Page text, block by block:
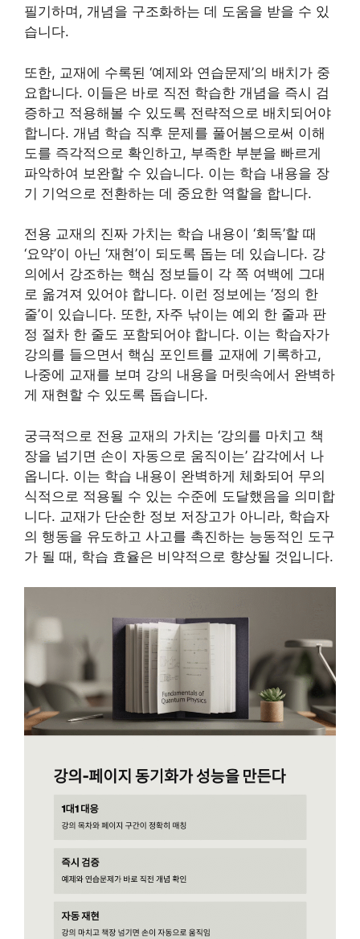
필기하며, 개념을 구조화하는 데 도움을 받을 수 있
습니다.
또한, 교재에 수록된 ‘예제와 연습문제’의 배치가 중
요합니다. 이들은 바로 직전 학습한 개념을 즉시 검
증하고 적용해볼 수 있도록 전략적으로 배치되어야
합니다. 개념 학습 직후 문제를 풀어봄으로써 이해
도를 즉각적으로 확인하고, 부족한 부분을 빠르게
파악하여 보완할 수 있습니다. 이는 학습 내용을 장
기 기억으로 전환하는 데 중요한 역할을 합니다.
전용 교재의 진짜 가치는 학습 내용이 ‘회독’할 때
‘요약’이 아닌 ‘재현’이 되도록 돕는 데 있습니다. 강
의에서 강조하는 핵심 정보들이 각 쪽 여백에 그대
로 옮겨져 있어야 합니다. 이런 정보에는 ‘정의 한
줄’이 있습니다. 또한, 자주 낚이는 예외 한 줄과 판
정 절차 한 줄도 포함되어야 합니다. 이는 학습자가
강의를 들으면서 핵심 포인트를 교재에 기록하고,
나중에 교재를 보며 강의 내용을 머릿속에서 완벽하
게 재현할 수 있도록 돕습니다.
궁극적으로 전용 교재의 가치는 ‘강의를 마치고 책
장을 넘기면 손이 자동으로 움직이는’ 감각에서 나
옵니다. 이는 학습 내용이 완벽하게 체화되어 무의
식적으로 적용될 수 있는 수준에 도달했음을 의미합
니다. 교재가 단순한 정보 저장고가 아니라, 학습자
의 행동을 유도하고 사고를 촉진하는 능동적인 도구
가 될 때, 학습 효율은 비약적으로 향상될 것입니다.